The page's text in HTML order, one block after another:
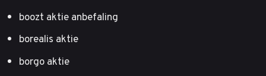
boozt aktie anbefaling
borealis aktie
borgo aktie